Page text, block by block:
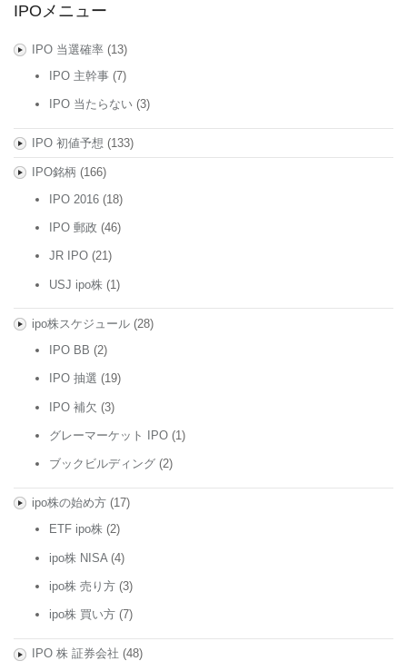
IPOメニュー
IPO 当選確率(13)
IPO 主幹事 (7)
IPO 当たらない (3)
IPO 初値予想 (133)
IPO銘柄 (166)
IPO 2016 (18)
IPO 郵政 (46)
JR IPO (21)
USJ ipo株 (1)
ipo株スケジュール(28)
IPO BB (2)
IPO 抽選 (19)
IPO 補欠 (3)
グレーマーケット IPO (1)
ブックビルディング (2)
ipo株の始め方(17)
ETF ipo株 (2)
ipo株 NISA (4)
ipo株 売り方 (3)
ipo株 買い方 (7)
IPO 株 証券会社 (48)